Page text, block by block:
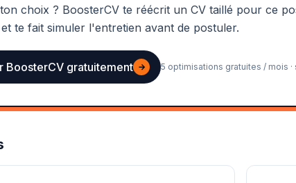
choix ? BoosterCV te réécrit un CV taillé pour ce
te fait simuler l'entretien avant de postuler.
BoosterCV gratuitement → 5 optimisations gratuites / mois ·